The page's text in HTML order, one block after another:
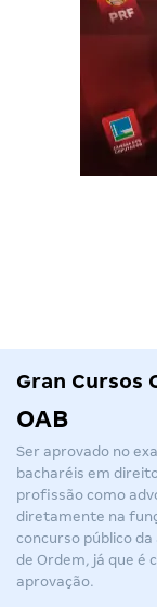
Gran Cursos
OAB
Ser aprovado no
bacharéis em
profissão como
diretamente na
concurso público
de Ordem, já que é
aprovação.